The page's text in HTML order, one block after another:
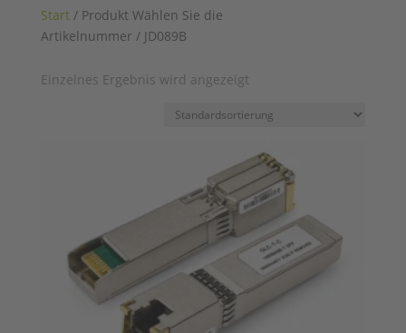
Start/ Produkt Wählen Sie die
Artikelnummer / JD089B
Einzelnes Ergebnis wird angezeigt